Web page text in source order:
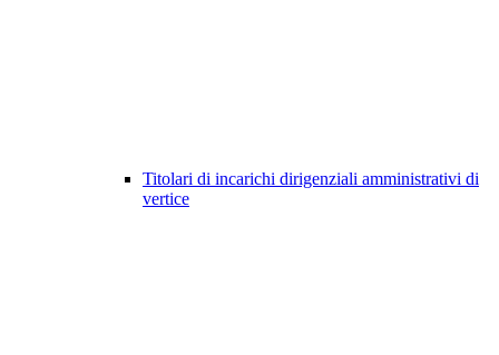
Titolari di incarichi dirigenziali amministrativi di
vertice